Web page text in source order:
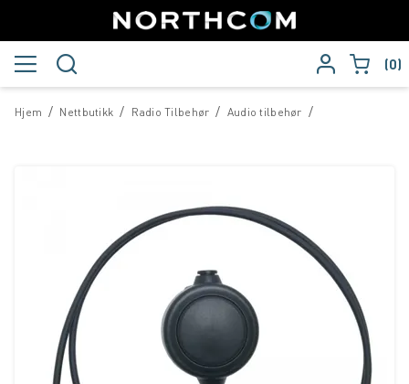
0
/
Hjem /
Nettbutikk /
Radio Tilbehør /
Audio tilbehør